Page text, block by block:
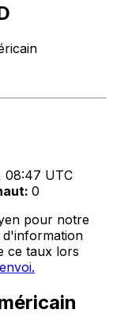
08:47 UTC
: 0
pour notre
d'information
ce taux lors